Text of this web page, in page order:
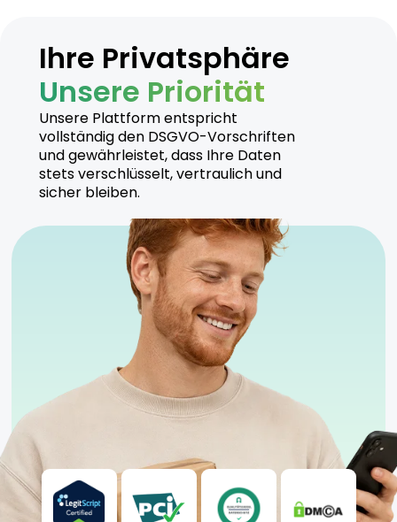
Hersteller
Demecan stellt qualitativ hochwertige
Cannabisprodukte her, die regelmäßig auf ihre
Reinheit und Wirksamkeit überprüft werden.
Sicherheitshinweise
Kühl und trocken lagern, fern von direktem
Anwendung unter ärztlicher Aufsicht empfohlen.
Aufgrund des THC-Gehalts nur für erfahrene
Anwender geeignet.
Ihre Privatsphäre
Unsere Priorität
Unsere Plattform entspricht
vollständig den DSGVO-Vorschriften
und gewährleistet, dass Ihre Daten
stets verschlüsselt, vertraulich und
sicher bleiben.